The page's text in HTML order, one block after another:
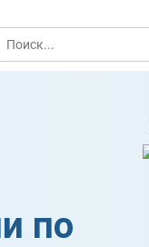
по